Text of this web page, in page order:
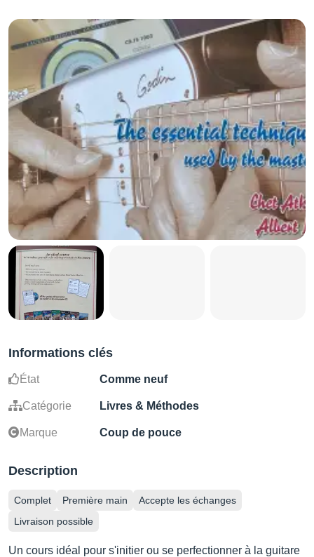
Informations clés
État Comme neuf
Catégorie Livres & Méthodes
Marque Coup de pouce
Description
Complet Première main
Accepte les échanges
Livraison possible
Un cours idéal pour s'initier ou se perfectionner à la guitare